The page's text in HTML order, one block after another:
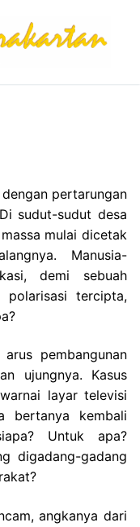
pertarungan
sudut-sudut desa
mulai dicetak
Manusia-
demi sebuah
polarisasi tercipta,
pembangunan
ujungnya. Kasus
layar televisi
bertanya kembali
Untuk apa?
digadang-gadang
angkanya dari